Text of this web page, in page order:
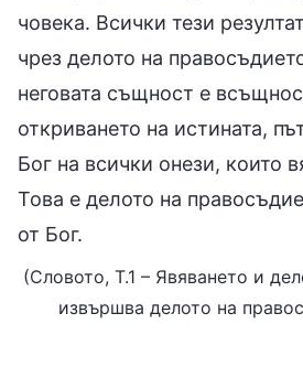
човека. Всички тези
чрез делото на
неговата същност е
откриването на истината,
Бог на всички онези, които
Това е делото на
от Бог.
(Словото, Т.1 – Явяването и
извършва делото на